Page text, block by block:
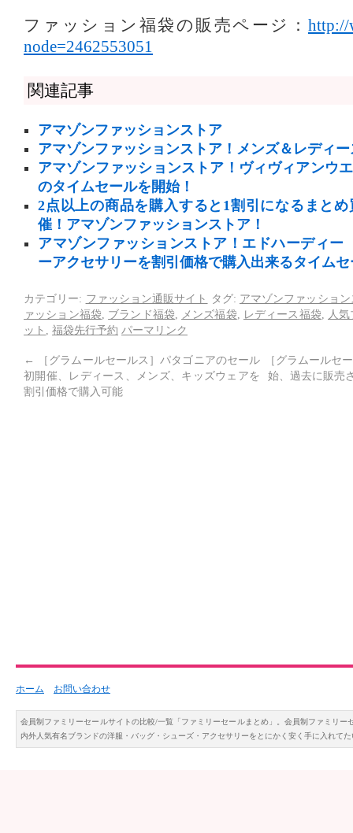
ファッション福袋の販売ページ： http://
node=2462553051
関連記事
アマゾンファッションストア
アマゾンファッションストア！メンズ＆レディ
アマゾンファッションストア！ヴィヴィアンウ
のタイムセールを開始！
2点以上の商品を購入すると1割引になるまと
催！アマゾンファッションストア！
アマゾンファッションストア！エドハーディー
ーアクセサリーを割引価格で購入出来るタイム
カテゴリー: ファッション通販サイト タグ: アマゾンファッショ
ァッション福袋
ブランド福袋 メンズ福袋 レディース福袋
人
ット
福袋先行予約 パーマリンク
←
［グラムールセールス］パタゴニアのセール
初開催、レディース、メンズ、キッズウェアを
割引価格で購入可能
［グラムールセ
始、過去に販売
ホーム お問い合わせ
会員制ファミリーセールサイトの比較/一覧「ファミリーセールまとめ」。会員制ファミリ
内外人気有名ブランドの洋服・バッグ・シューズ・アクセサリーをとにかく安く手に入れて